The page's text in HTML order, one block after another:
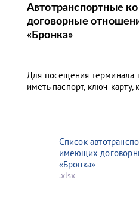
Автотранспортные
договорные
«Бронка»
Для посещения терминала
иметь паспорт, ключ-карту,
Список
имеющих
«Бронка»
.xlsx